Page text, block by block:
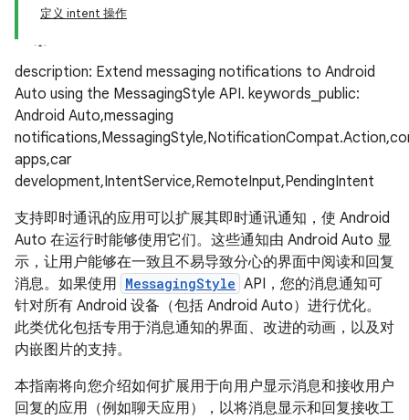
定义 intent 操作
description: Extend messaging notifications to Android
Auto using the MessagingStyle API. keywords_public:
Android Auto,messaging
apps,car
development,IntentService,RemoteInput,PendingIntent
支持即时通讯的应用可以扩展其即时通讯通知，使 Android
Auto 在运行时能够使用它们。这些通知由 Android Auto 显
示，让用户能够在一致且不易导致分心的界面中阅读和回复
消息。如果使用 MessagingStyle API，您的消息通知可
针对所有 Android 设备（包括 Android Auto）进行优化。
此类优化包括专用于消息通知的界面、改进的动画，以及对
内嵌图片的支持。
本指南将向您介绍如何扩展用于向用户显示消息和接收用户
回复的应用（例如聊天应用），以将消息显示和回复接收工